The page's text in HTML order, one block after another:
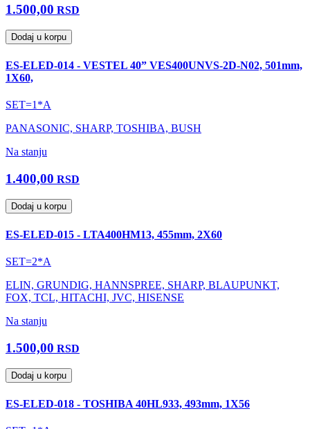
1.500,00 RSD
Dodaj u korpu
ES-ELED-014 - VESTEL 40” VES400UNVS-2D-N02, 501mm,
1X60,
SET=1*A
PANASONIC, SHARP, TOSHIBA, BUSH
Na stanju
1.400,00 RSD
Dodaj u korpu
ES-ELED-015 - LTA400HM13, 455mm, 2X60
SET=2*A
ELIN, GRUNDIG, HANNSPREE, SHARP, BLAUPUNKT,
FOX, TCL, HITACHI, JVC, HISENSE
Na stanju
1.500,00 RSD
Dodaj u korpu
ES-ELED-018 - TOSHIBA 40HL933, 493mm, 1X56